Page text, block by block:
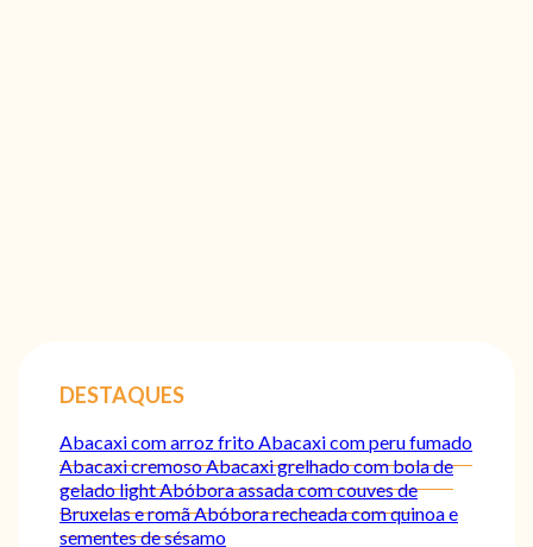
DESTAQUES
Abacaxi com arroz fritoAbacaxi com peru fumado
Abacaxi cremosoAbacaxi grelhado com bola de
gelado lightAbóbora assada com couves de
Bruxelas e romãAbóbora recheada com quinoa e
sementes de sésamo